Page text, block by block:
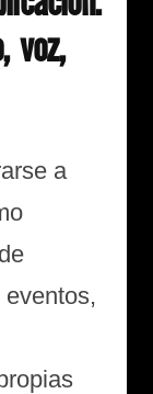
voz,
a